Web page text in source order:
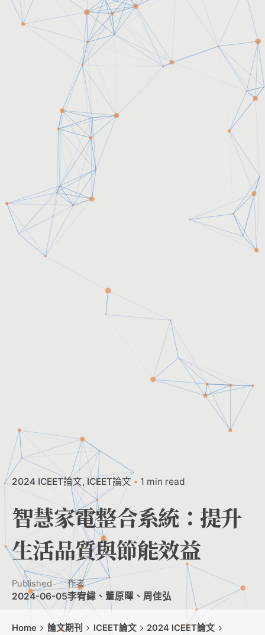
2024 ICEET論文 ICEET論文 1 min read
智慧家電整合系統：提升
生活品質與節能效益
Published
2024-06-05
作者
李宥緯、董原暉、周佳弘
Home 論文期刊 ICEET論文
2024 ICEET論文